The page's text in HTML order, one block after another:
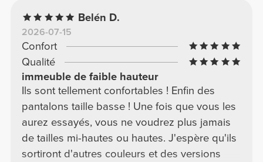
Belén D.
2026-07-15
Confort
Qualité
immeuble de faible hauteur
Ils sont tellement confortables ! Enfin des
pantalons taille basse ! Une fois que vous les
aurez essayés, vous ne voudrez plus jamais
de tailles mi-hautes ou hautes. J'espère qu'ils
sortiront d'autres couleurs et des versions